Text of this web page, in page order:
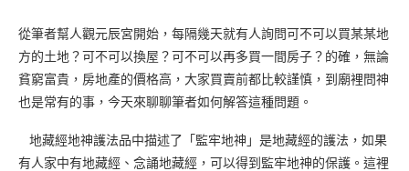
從筆者幫人觀元辰宮開始，每隔幾天就有人詢問可不可以買某某地
方的土地？可不可以換屋？可不可以再多買一間房子？的確，無論
貧窮富貴，房地產的價格高，大家買賣前都比較謹慎，到廟裡問神
也是常有的事，今天來聊聊筆者如何解答這種問題。
地藏經地神護法品中描述了「監牢地神」是地藏經的護法，如果
有人家中有地藏經、念誦地藏經，可以得到監牢地神的保護。這裡